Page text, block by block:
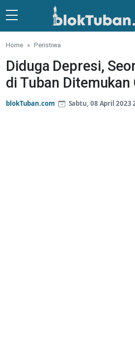
Skip to main content
Home Peristiwa
Diduga Depresi,
di Tuban Ditemukan
blokTuban.com Sabtu, 08 April 2023